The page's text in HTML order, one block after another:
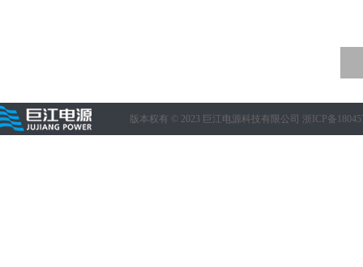
版本权有 © 2023 巨江电源科技有限公司 浙ICP备